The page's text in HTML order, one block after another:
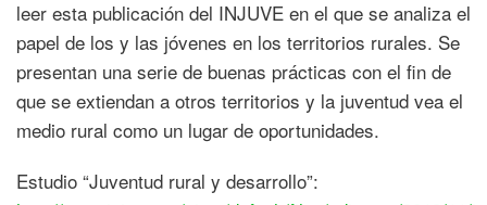
leer esta publicación del INJUVE en el que se analiza el
papel de los y las jóvenes en los territorios rurales. Se
presentan una serie de buenas prácticas con el fin de
que se extiendan a otros territorios y la juventud vea el
medio rural como un lugar de oportunidades.
Estudio “Juventud rural y desarrollo”: